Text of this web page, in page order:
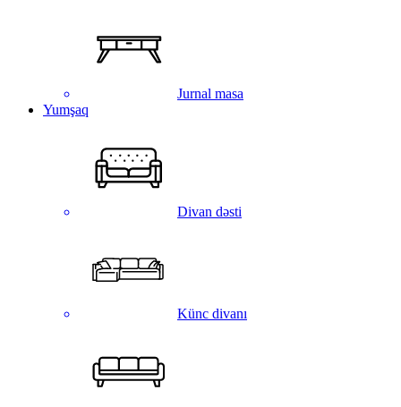
Jurnal masa
Yumşaq
Divan dəsti
Künc divanı